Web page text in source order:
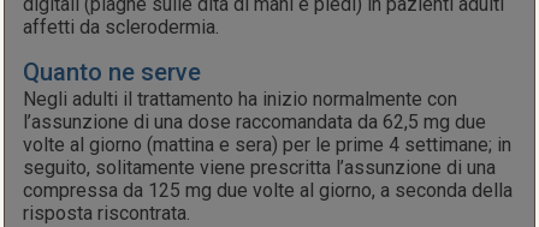
affetti da sclerodermia.
Quanto ne serve
Negli adulti il trattamento ha inizio normalmente con
l’assunzione di una dose raccomandata da 62,5 mg due
volte al giorno (mattina e sera) per le prime 4 settimane; in
seguito, solitamente viene prescritta l’assunzione di una
compressa da 125 mg due volte al giorno, a seconda della
risposta riscontrata.